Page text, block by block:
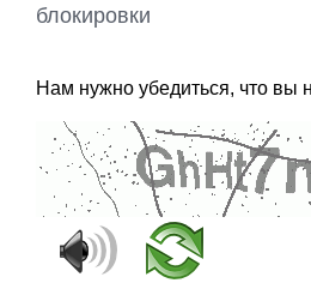
блокировки
Нам нужно убедиться, что вы